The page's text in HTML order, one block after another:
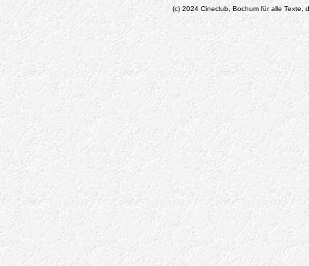
(c) 2024 Cineclub, Bochum für alle Texte,